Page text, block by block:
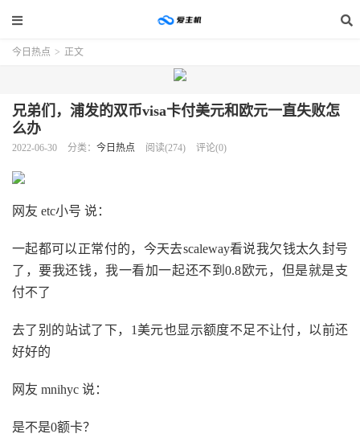
今日热点 > 正文
兄弟们，浦发的双币visa卡付美元和欧元一直失败怎
么办
2022-06-30 分类： 今日热点 阅读(274) 评论(0)
网友 etc小号 说：
一起都可以正常付的，今天去scaleway看说我欠钱太久封号
了，要我还钱，我一看加一起还不到0.8欧元，但是就是支
付不了
去了别的站试了下，1美元也显示额度不足不让付，以前还
好好的
网友 mnihyc 说：
是不是0额卡？